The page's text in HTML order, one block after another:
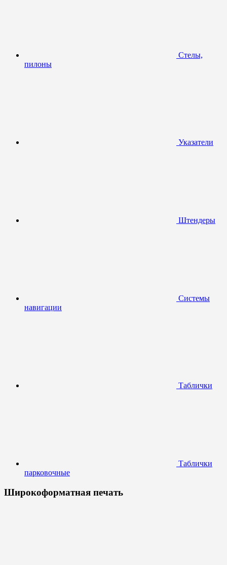
Стелы,
пилоны
Указатели
Штендеры
Системы
навигации
Таблички
Таблички
парковочные
Широкоформатная печать